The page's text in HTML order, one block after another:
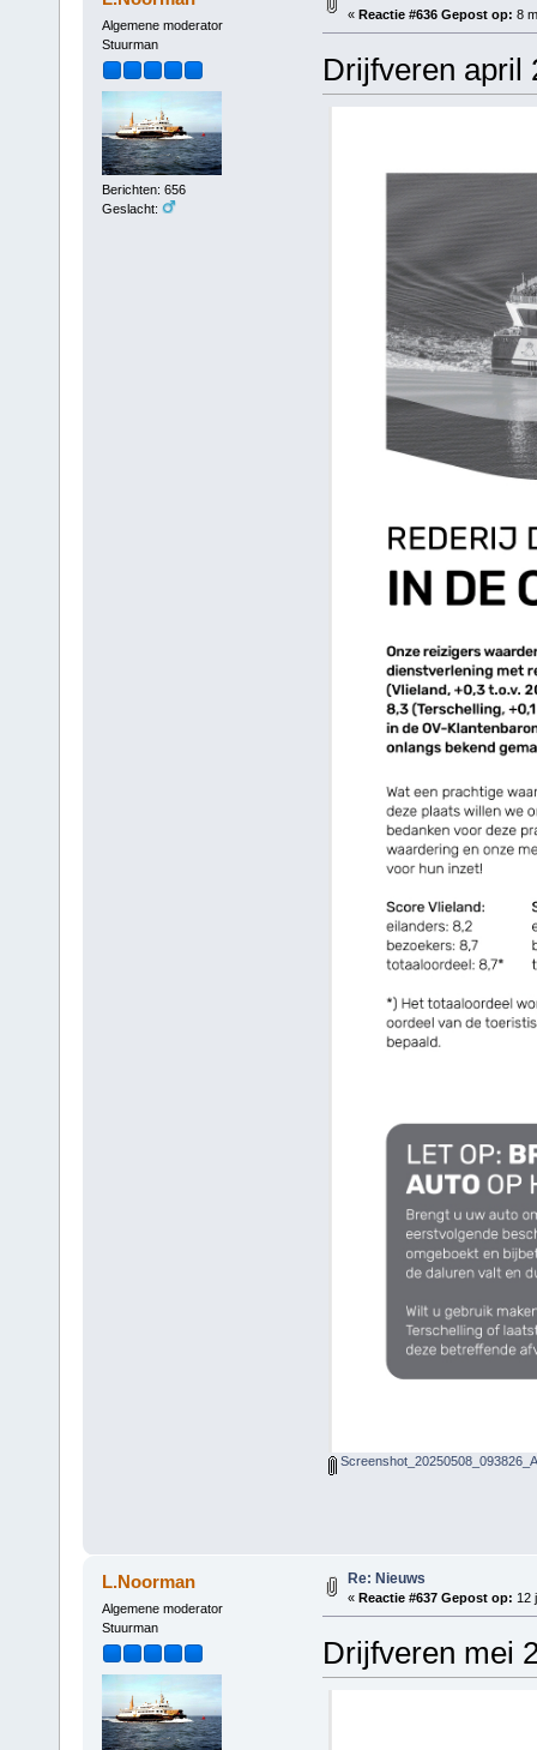
Algemene moderator
Stuurman
Berichten: 656
Geslacht:
« Reactie #636 Gepost op: 8
Drijfveren april
L.Noorman
Algemene moderator
Stuurman
Re: Nieuws
« Reactie #637 Gepost op: 12
Drijfveren mei